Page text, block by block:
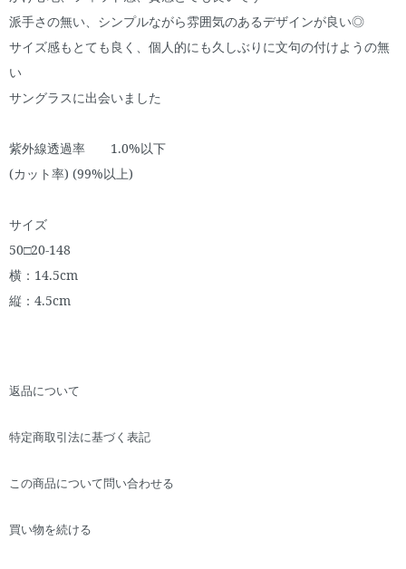
派手さの無い、シンプルながら雰囲気のあるデザインが良い◎
サイズ感もとても良く、個人的にも久しぶりに文句の付けようの無
い
サングラスに出会いました
紫外線透過率 1.0%以下
(カット率) (99%以上)
サイズ
50□20-148
横：14.5cm
縦：4.5cm
返品について
特定商取引法に基づく表記
この商品について問い合わせる
買い物を続ける